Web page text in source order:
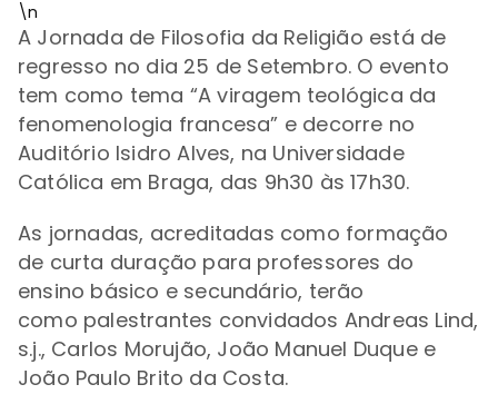
\n
A Jornada de Filosofia da Religião está de
regresso no dia 25 de Setembro. O evento
tem como tema “A viragem teológica da
fenomenologia francesa” e decorre no
Auditório Isidro Alves, na Universidade
Católica em Braga, das 9h30 às 17h30.
As jornadas, acreditadas como formação
de curta duração para professores do
ensino básico e secundário, terão
como palestrantes convidados Andreas Lind,
s.j., Carlos Morujão, João Manuel Duque e
João Paulo Brito da Costa.